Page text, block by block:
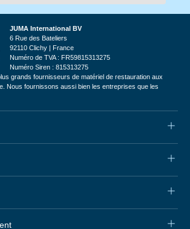
JUMA International BV
6 Rue des Bateliers
92110 Clichy | France
Numéro de TVA : FR59815313275
Numéro Siren : 815313275
grands fournisseurs de matériel de restauration aux
Nous fournissons aussi bien les entreprises que les